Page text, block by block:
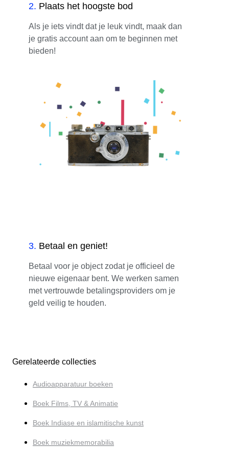
2. Plaats het hoogste bod
Als je iets vindt dat je leuk vindt, maak dan
je gratis account aan om te beginnen met
bieden!
3. Betaal en geniet!
Betaal voor je object zodat je officieel de
nieuwe eigenaar bent. We werken samen
met vertrouwde betalingsproviders om je
geld veilig te houden.
Gerelateerde collecties
Audioapparatuur boeken
Boek Films, TV & Animatie
Boek Indiase en islamitische kunst
Boek muziekmemorabilia